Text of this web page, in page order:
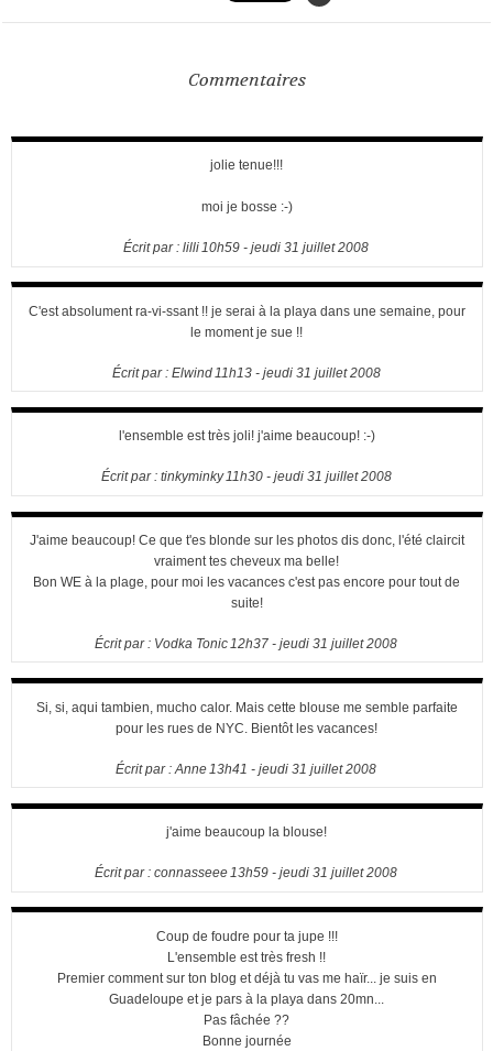
Commentaires
jolie tenue!!!
moi je bosse :-)
Écrit par :lilli10h59 -jeudi 31 juillet 2008
C'est absolument ra-vi-ssant !! je serai à la playa dans une semaine, pour
le moment je sue !!
Écrit par : Elwind11h13- jeudi 31 juillet 2008
l'ensemble est très joli! j'aime beaucoup! :-)
Écrit par : tinkyminky11h30- jeudi 31 juillet 2008
J'aime beaucoup! Ce que t'es blonde sur les photos dis donc, l'été claircit
vraiment tes cheveux ma belle!
Bon WE à la plage, pour moi les vacances c'est pas encore pour tout de
suite!
Écrit par : Vodka Tonic12h37 -jeudi 31 juillet 2008
Si, si, aqui tambien, mucho calor. Mais cette blouse me semble parfaite
pour les rues de NYC. Bientôt les vacances!
Écrit par :Anne 13h41 -jeudi 31 juillet 2008
j'aime beaucoup la blouse!
Écrit par :connasseee13h59 -jeudi 31 juillet 2008
Coup de foudre pour ta jupe !!!
L'ensemble est très fresh !!
Premier comment sur ton blog et déjà tu vas me haïr... je suis en
Guadeloupe et je pars à la playa dans 20mn...
Pas fâchée ??
Bonne journée